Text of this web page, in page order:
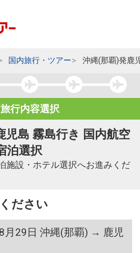
国内旅行・ツアー 沖縄(那覇)発鹿
旅行内容選択
児島 霧島行き 国内航空
泊選択
施設・ホテル選択へお進みくだ
ださい
月29日 沖縄(那覇) → 鹿児